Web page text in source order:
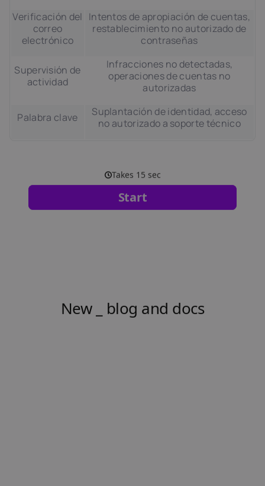
Verificación del
correo
electrónico
Intentos de apropiación de cuentas,
restablecimiento no autorizado de
contraseñas
Supervisión de
actividad
Infracciones no detectadas,
operaciones de cuentas no
autorizadas
Palabra clave
Suplantación de identidad, acceso
no autorizado a soporte técnico